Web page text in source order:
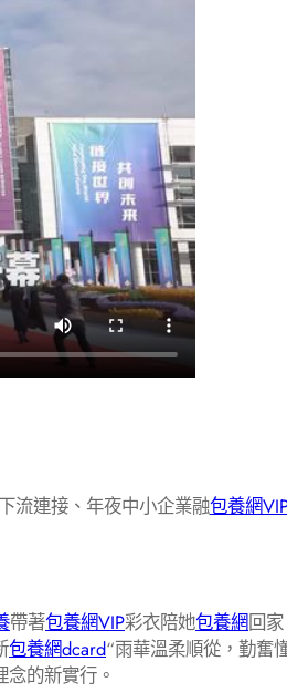
流連接、年夜中小企業融包養網
帶著包養網VIP彩衣陪她包養網回
包養網dcard“雨華溫柔順從，勤奮
的新實行。